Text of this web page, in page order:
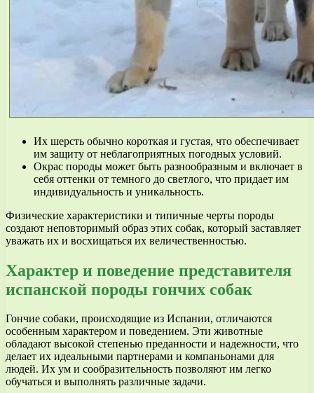
Их шерсть обычно короткая и густая, что обеспечивает
им защиту от неблагоприятных погодных условий.
Окрас породы может быть разнообразным и включает в
себя оттенки от темного до светлого, что придает им
индивидуальность и уникальность.
Физические характеристики и типичные черты породы
создают неповторимый образ этих собак, который заставляет
уважать их и восхищаться их величественностью.
Характер и поведение представителя
испанской породы гончих собак
Гончие собаки, происходящие из Испании, отличаются
особенным характером и поведением. Эти животные
обладают высокой степенью преданности и надежности, что
делает их идеальными партнерами и компаньонами для
людей. Их ум и сообразительность позволяют им легко
обучаться и выполнять различные задачи.